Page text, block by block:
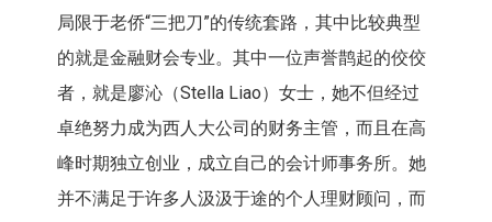
局限于老侨“三把刀”的传统套路，其中比较典型
的就是金融财会专业。其中一位声誉鹊起的佼佼
者，就是廖沁（Stella Liao）女士，她不但经过
卓绝努力成为西人大公司的财务主管，而且在高
峰时期独立创业，成立自己的会计师事务所。她
并不满足于许多人汲汲于途的个人理财顾问，而